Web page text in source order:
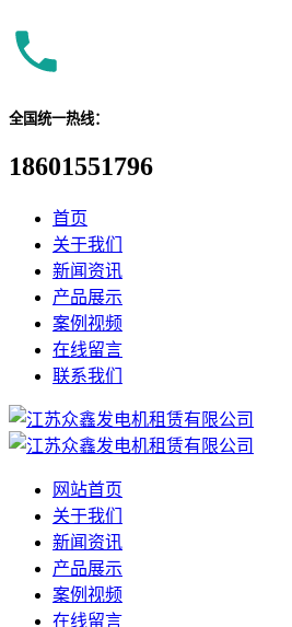
全国统一热线：
18601551796
首页
关于我们
新闻资讯
产品展示
案例视频
在线留言
联系我们
网站首页
关于我们
新闻资讯
产品展示
案例视频
在线留言